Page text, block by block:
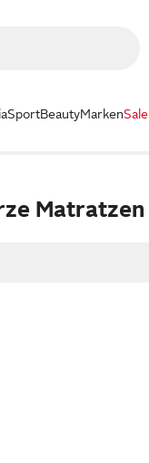
SportBeautyMarkenSale
Matratzen